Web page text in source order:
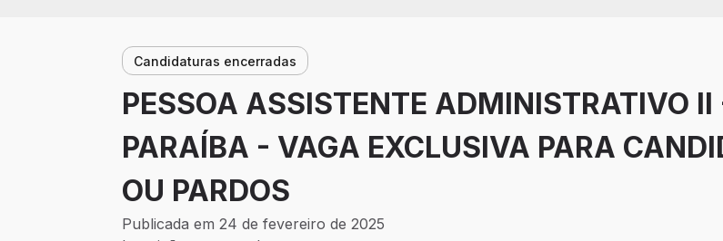
Candidaturas encerradas
PESSOA ASSISTENTE ADMINISTRATIVO II
PARAÍBA - VAGA EXCLUSIVA PARA
OU PARDOS
Publicada em 24 de fevereiro de 2025